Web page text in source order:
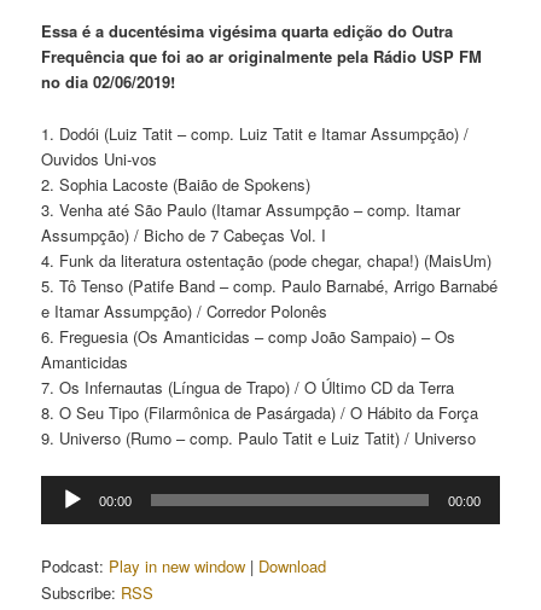
Essa é a ducentésima vigésima quarta edição do Outra
Frequência que foi ao ar originalmente pela Rádio USP FM
no dia 02/06/2019!
1. Dodói (Luiz Tatit – comp. Luiz Tatit e Itamar Assumpção) /
Ouvidos Uni-vos
2. Sophia Lacoste (Baião de Spokens)
3. Venha até São Paulo (Itamar Assumpção – comp. Itamar
Assumpção) / Bicho de 7 Cabeças Vol. I
4. Funk da literatura ostentação (pode chegar, chapa!) (MaisUm)
5. Tô Tenso (Patife Band – comp. Paulo Barnabé, Arrigo Barnabé
e Itamar Assumpção) / Corredor Polonês
6. Freguesia (Os Amanticidas – comp João Sampaio) – Os
Amanticidas
7. Os Infernautas (Língua de Trapo) / O Último CD da Terra
8. O Seu Tipo (Filarmônica de Pasárgada) / O Hábito da Força
9. Universo (Rumo – comp. Paulo Tatit e Luiz Tatit) / Universo
Tocador
00:00 00:00
Podcast: Play in new window | Download
Subscribe: RSS